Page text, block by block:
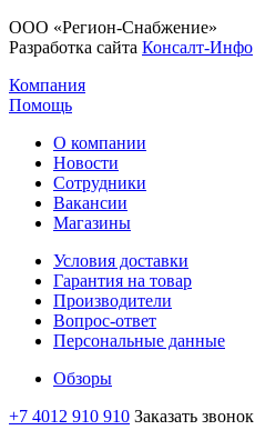
ООО «Регион-Снабжение»
Разработка сайта Консалт-Инфо
Компания
Помощь
О компании
Новости
Сотрудники
Вакансии
Магазины
Условия доставки
Гарантия на товар
Производители
Вопрос-ответ
Персональные данные
Обзоры
+7 4012 910 910 Заказать звонок